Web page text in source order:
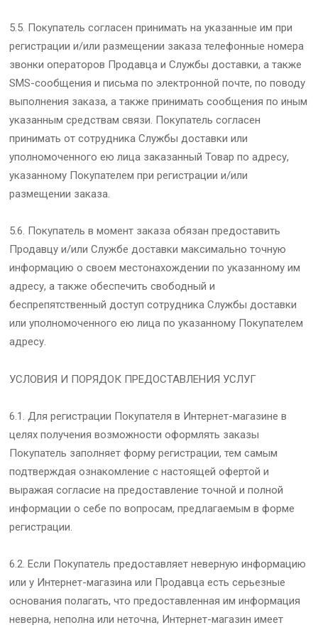
5.5. Покупатель согласен принимать на указанные им при
регистрации и/или размещении заказа телефонные номера
звонки операторов Продавца и Службы доставки, а также
SMS-сообщения и письма по электронной почте, по поводу
выполнения заказа, а также принимать сообщения по иным
указанным средствам связи. Покупатель согласен
принимать от сотрудника Службы доставки или
уполномоченного ею лица заказанный Товар по адресу,
указанному Покупателем при регистрации и/или
размещении заказа.
5.6. Покупатель в момент заказа обязан предоставить
Продавцу и/или Службе доставки максимально точную
информацию о своем местонахождении по указанному им
адресу, а также обеспечить свободный и
беспрепятственный доступ сотрудника Службы доставки
или уполномоченного ею лица по указанному Покупателем
адресу.
УСЛОВИЯ И ПОРЯДОК ПРЕДОСТАВЛЕНИЯ УСЛУГ
6.1. Для регистрации Покупателя в Интернет-магазине в
целях получения возможности оформлять заказы
Покупатель заполняет форму регистрации, тем самым
подтверждая ознакомление с настоящей офертой и
выражая согласие на предоставление точной и полной
информации о себе по вопросам, предлагаемым в форме
регистрации.
6.2. Если Покупатель предоставляет неверную информацию
или у Интернет-магазина или Продавца есть серьезные
основания полагать, что предоставленная им информация
неверна, неполна или неточна, Интернет-магазин имеет